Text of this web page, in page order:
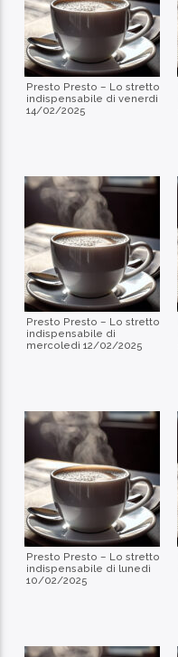
Presto Presto – Lo stretto
indispensabile di venerdì
14/02/2025
Presto Presto – Lo stretto
indispensabile di
mercoledì 12/02/2025
Presto Presto – Lo stretto
indispensabile di lunedì
10/02/2025